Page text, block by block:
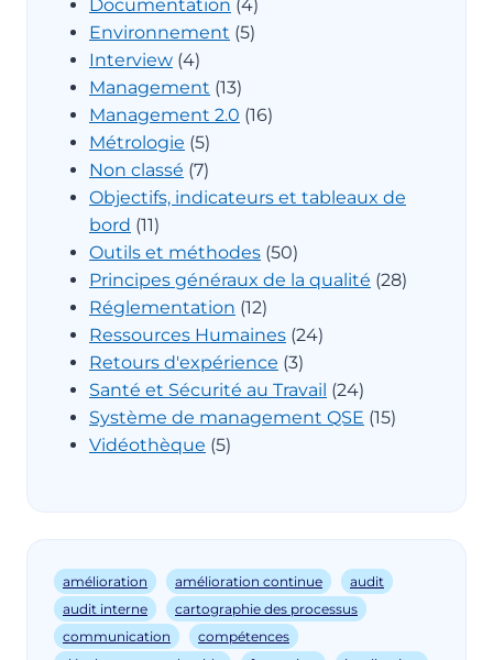
Documentation (4)
Environnement (5)
Interview (4)
Management (13)
Management 2.0 (16)
Métrologie (5)
Non classé (7)
Objectifs, indicateurs et tableaux de
bord (11)
Outils et méthodes (50)
Principes généraux de la qualité (28)
Réglementation (12)
Ressources Humaines (24)
Retours d'expérience (3)
Santé et Sécurité au Travail (24)
Système de management QSE (15)
Vidéothèque (5)
amélioration amélioration continue
audit
audit interne
cartographie des processus
communication
compétences